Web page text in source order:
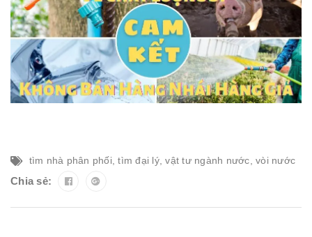
tìm nhà phân phối ,tìm đại lý,vật tư ngành nước vòi nước
Chia sẻ: